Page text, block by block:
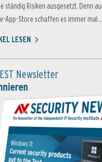
ständig Risiken ausgesetzt. Denn
App-Store schaffen es immer mal...
LESEN
Newsletter